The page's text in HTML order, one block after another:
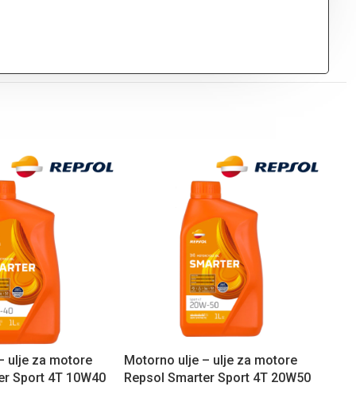
ulje za motore
Sport 4T 10W40
Motorno ulje – ulje za motore
Repsol Smarter Sport 4T 20W50